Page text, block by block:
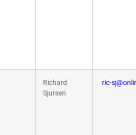
Richard
Sjursen
ric-